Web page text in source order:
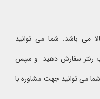
می باشد. شما می توانید
رنتر سفارش دهید و سپس
می توانید جهت مشاوره با